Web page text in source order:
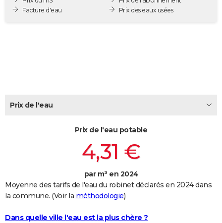
Destinations
City break
Voyage nature
Voyage de noces
Forum
Climat
PHOTO
Dictionnaire
Biographies
Citations
Expressions
Proverbes
Bricolage
Lifestyle
Culture
Sport
Auto
Television
Voyage
Cinema
Facture d'eau
Prix des eaux usées
Prix de l'eau
Prix de l'eau potable
4,31 €
par m³ en 2024
Moyenne des tarifs de l'eau du robinet déclarés en 2024 dans
la commune. (Voir la méthodologie)
Dans quelle ville l'eau est la plus chère ?